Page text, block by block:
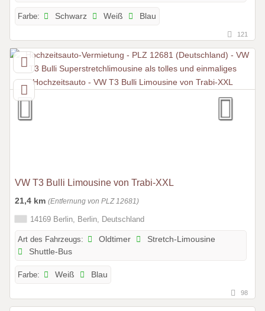
Farbe: Schwarz Weiß Blau
121
VW T3 Bulli Limousine von Trabi-XXL
21,4 km (Entfernung von PLZ 12681)
14169 Berlin, Berlin, Deutschland
Art des Fahrzeugs: Oldtimer
Stretch-Limousine
Shuttle-Bus
Farbe: Weiß Blau
98